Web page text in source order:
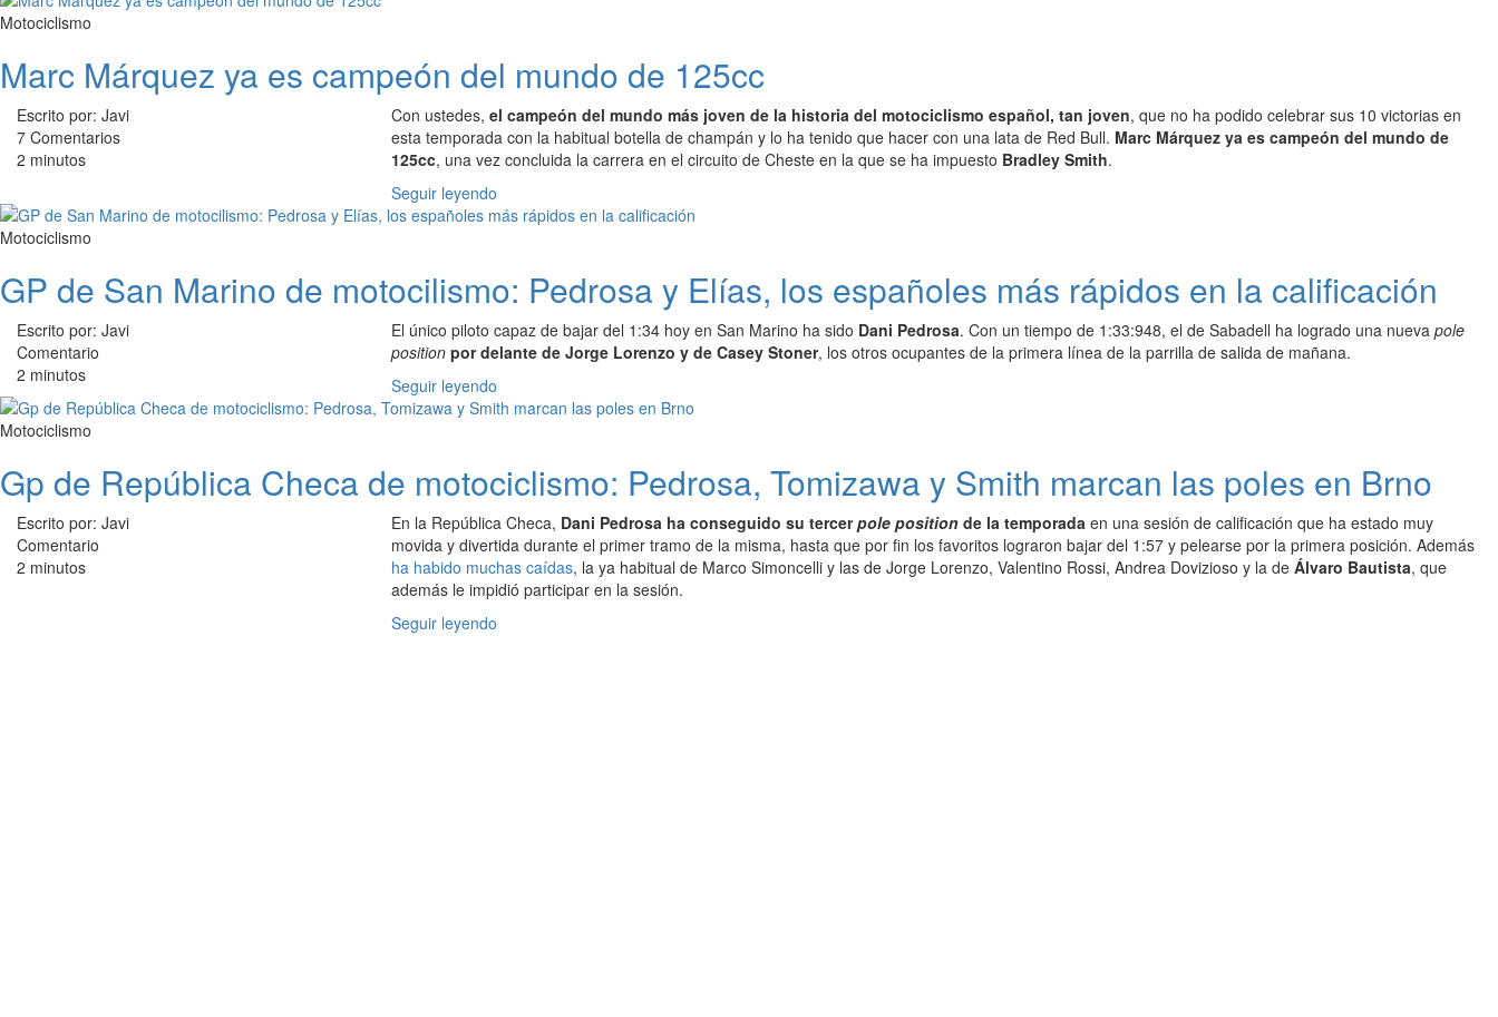
Motociclismo
Marc Márquez ya es campeón del mundo de 125cc
Escrito por: Javi
7 Comentarios
2 minutos
Con ustedes, el campeón del mundo más joven de la historia del motociclismo español, tan joven, que no ha podido celebrar sus 10 victorias en
esta temporada con la habitual botella de champán y lo ha tenido que hacer con una lata de Red Bull. Marc Márquez ya es campeón del mundo de
125cc, una vez concluida la carrera en el circuito de Cheste en la que se ha impuesto Bradley Smith.
Seguir leyendo
Motociclismo
GP de San Marino de motocilismo: Pedrosa y Elías, los españoles más rápidos en la calificación
Escrito por: Javi
Comentario
2 minutos
El único piloto capaz de bajar del 1:34 hoy en San Marino ha sido Dani Pedrosa. Con un tiempo de 1:33:948, el de Sabadell ha logrado una nueva pole
position por delante de Jorge Lorenzo y de Casey Stoner, los otros ocupantes de la primera línea de la parrilla de salida de mañana.
Seguir leyendo
Motociclismo
Gp de República Checa de motociclismo: Pedrosa, Tomizawa y Smith marcan las poles en Brno
Escrito por: Javi
Comentario
2 minutos
En la República Checa, Dani Pedrosa ha conseguido su tercerpole position de la temporada en una sesión de calificación que ha estado muy
movida y divertida durante el primer tramo de la misma, hasta que por fin los favoritos lograron bajar del 1:57 y pelearse por la primera posición. Además
ha habido muchas caídas, la ya habitual de Marco Simoncelli y las de Jorge Lorenzo, Valentino Rossi, Andrea Dovizioso y la de Álvaro Bautista, que
además le impidió participar en la sesión.
Seguir leyendo